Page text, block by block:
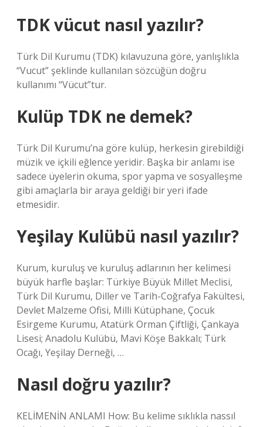
TDK vücut nasıl yazılır?
Türk Dil Kurumu (TDK) kılavuzuna göre, yanlışlıkla
“Vucut” şeklinde kullanılan sözcüğün doğru
kullanımı “Vücut”tur.
Kulüp TDK ne demek?
Türk Dil Kurumu’na göre kulüp, herkesin girebildiği
müzik ve içkili eğlence yeridir. Başka bir anlamı ise
sadece üyelerin okuma, spor yapma ve sosyalleşme
gibi amaçlarla bir araya geldiği bir yeri ifade
etmesidir.
Yeşilay Kulübü nasıl yazılır?
Kurum, kuruluş ve kuruluş adlarının her kelimesi
büyük harfle başlar: Türkiye Büyük Millet Meclisi,
Türk Dil Kurumu, Diller ve Tarih-Coğrafya Fakültesi,
Devlet Malzeme Ofisi, Milli Kütüphane, Çocuk
Esirgeme Kurumu, Atatürk Orman Çiftliği, Çankaya
Lisesi; Anadolu Kulübü, Mavi Köşe Bakkalı; Türk
Ocağı, Yeşilay Derneği, …
Nasıl doğru yazılır?
KELİMENİN ANLAMI How: Bu kelime sıklıkla nassıl